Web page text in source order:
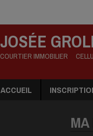
JOSÉE
COURTIER IMMOBILIER
ACCUEIL